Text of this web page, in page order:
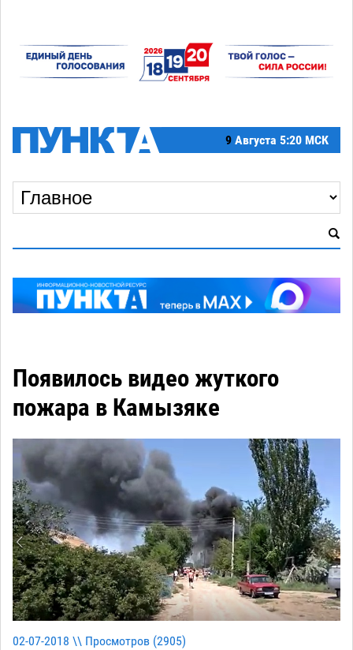
9 Августа 5:20 МСК
Появилось видео жуткого
пожара в Камызяке
02-07-2018 \\ Просмотров (2905)